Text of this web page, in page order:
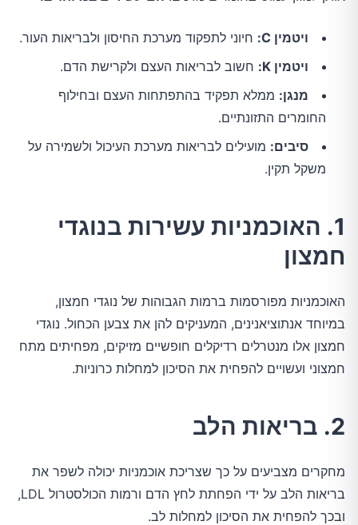
ויטמין C:
חיוני לתפקוד מערכת החיסון ולבריאות העור.
ויטמין K:
חשוב לבריאות העצם ולקרישת הדם.
מנגן: ממלא תפקיד בהתפתחות העצם ובחילוף
החומרים התזונתיים.
סיבים: מועילים לבריאות מערכת העיכול ולשמירה על
משקל תקין.
1. האוכמניות עשירות בנוגדי
חמצון
האוכמניות מפורסמות ברמות הגבוהות של נוגדי חמצון,
במיוחד אנתוציאנינים, המעניקים להן את צבען הכחול. נוגדי
חמצון אלו מנטרלים רדיקלים חופשיים מזיקים, מפחיתים מתח
חמצוני ועשויים להפחית את הסיכון למחלות כרוניות.
2. בריאות הלב
מחקרים מצביעים על כך שצריכת אוכמניות יכולה לשפר את
בריאות הלב על ידי הפחתת לחץ הדם ורמות הכולסטרול LDL,
ובכך להפחית את הסיכון למחלות לב.